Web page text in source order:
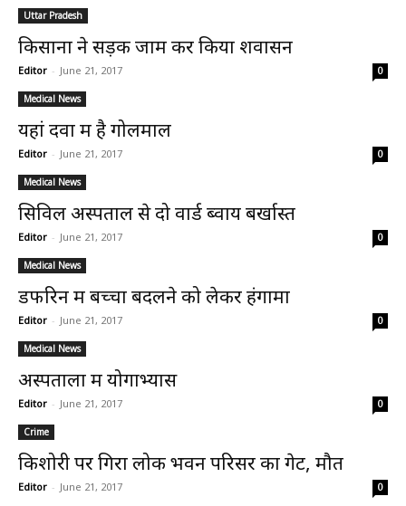
Uttar Pradesh
किसानों ने सड़क जाम कर किया शवासन
Editor - June 21, 2017 0
Medical News
यहां दवा में है गोलमाल
Editor - June 21, 2017 0
Medical News
सिविल अस्पताल से दो वार्ड ब्वाय बर्खास्त
Editor - June 21, 2017 0
Medical News
डफरिन में बच्चा बदलने को लेकर हंगामा
Editor - June 21, 2017 0
Medical News
अस्पतालों में योगाभ्यास
Editor - June 21, 2017 0
Crime
किशोरी पर गिरा लोक भवन परिसर का गेट, मौत
Editor - June 21, 2017 0